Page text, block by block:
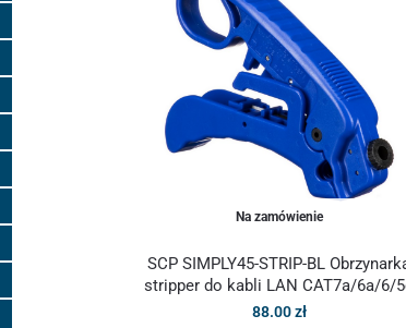
Na zamówienie
SCP SIMPLY45-STRIP-BL
stripper do kabli LAN CAT7a/6a/6/
88.00zł